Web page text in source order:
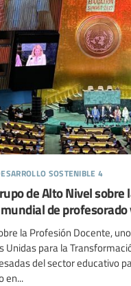
sostenible 4
de Alto Nivel sobre
de
la Profesión Docente,
Unidas para la
del sector educativo
en...